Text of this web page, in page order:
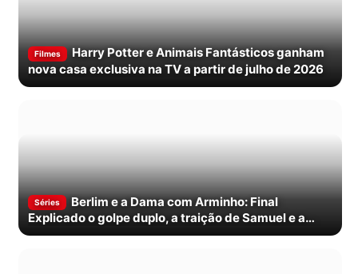
Filmes
Harry Potter e Animais Fantásticos ganham
nova casa exclusiva na TV a partir de julho de 2026
Séries
Berlim e a Dama com Arminho: Final
Explicado o golpe duplo, a traição de Samuel e a
morte de Cameron